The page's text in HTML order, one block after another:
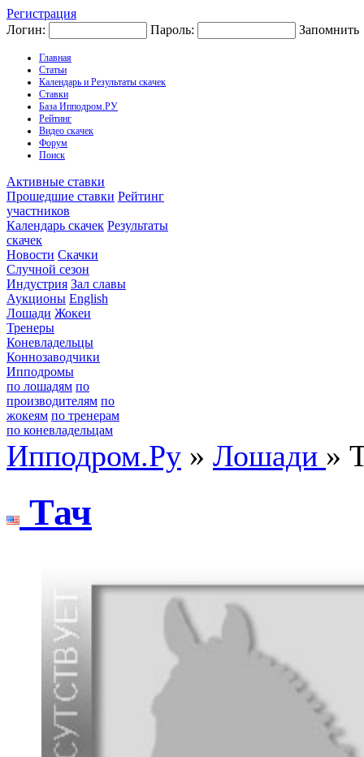
Регистрация
Логин:
Пароль: Запомнить
Главная
Статьи
Календарь и Результаты скачек
Ставки
База Ипподром.РУ
Рейтинг
Видео скачек
Форум
Поиск
Активные ставки
Прошедшие ставки Рейтинг
участников
Календарь скачек Результаты
скачек
Новости Скачки
Случной сезон
Индустрия Зал славы
Аукционы English
Лошади Жокеи
Тренеры
Коневладельцы
Коннозаводчики
Ипподромы
по лошадям по
производителям по
жокеям по тренерам
по коневладельцам
Ипподром.Ру » Лошади »
Тач